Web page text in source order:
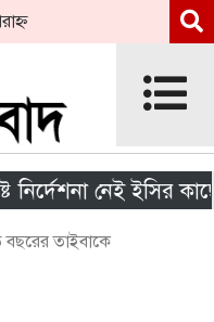
নেই ইসির কাছে
বছরের তাইবাকে